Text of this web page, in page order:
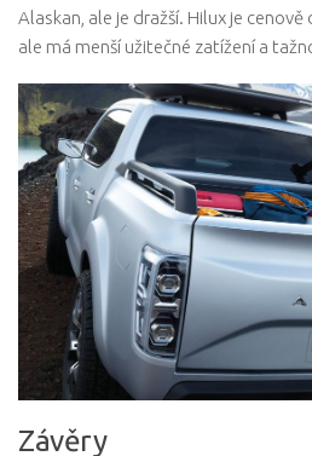
Alaskan, ale je dražší. Hilux je cenově
ale má menší užitečné zatížení a
Závěry